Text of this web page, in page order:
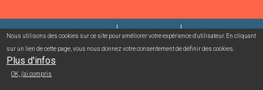
©2026 USACcgt Mentions légales Contact
Campagnes mailing/abonnement
Nous utilisons des cookies sur ce site pour améliorer votre expérience d'utilisateur. En cliquant
sur un lien de cette page, vous nous donnez votre consentement de définir des cookies.
Plus d'infos
OK, j'ai compris